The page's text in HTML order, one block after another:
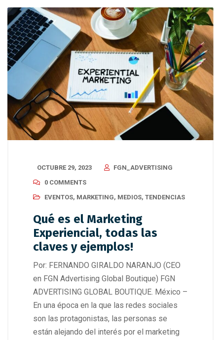
OCTUBRE 29, 2023
FGN_ADVERTISING
0 COMMENTS
EVENTOS, MARKETING, MEDIOS, TENDENCIAS
Qué es el Marketing
Experiencial, todas las
claves y ejemplos!
Por: FERNANDO GIRALDO NARANJO (CEO
en FGN Advertising Global Boutique) FGN
ADVERTISING GLOBAL BOUTIQUE. México –
En una época en la que las redes sociales
son las protagonistas, las personas se
están alejando del interés por el marketing